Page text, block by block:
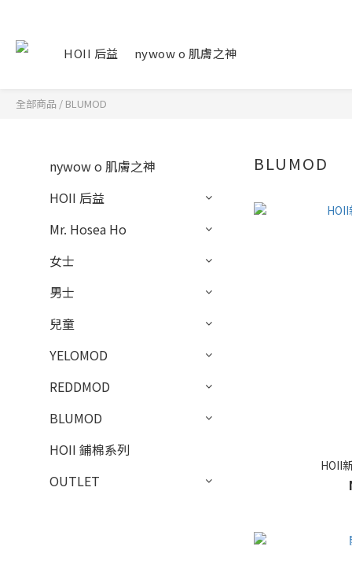
HOII 后益 nywow o 肌膚之神
全部商品 / BLUMOD
nywow o 肌膚之神
HOII 后益
Mr. Hosea Ho
女士
男士
兒童
YELOMOD
REDDMOD
BLUMOD
HOII 鋪棉系列
OUTLET
BLUMOD
HOII